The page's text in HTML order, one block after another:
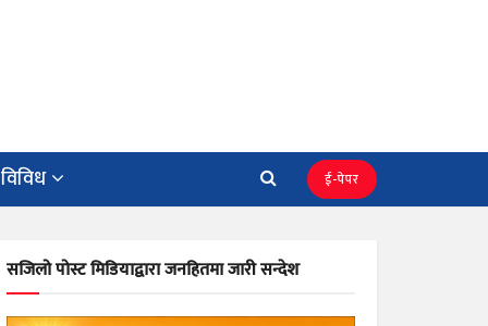
विविध ई-पेपर
सजिलो पोस्ट मिडियाद्वारा जनहितमा जारी सन्देश